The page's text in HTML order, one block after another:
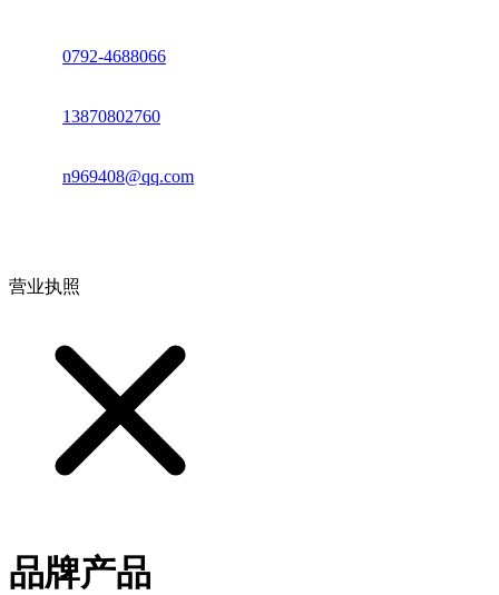
0792-4688066
13870802760
n969408@qq.com
营业执照
品牌产品